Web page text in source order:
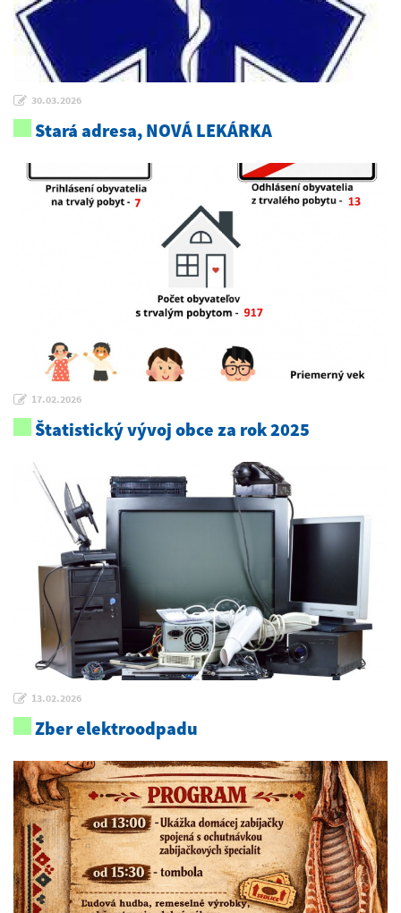
30.03.2026
Stará adresa, NOVÁ LEKÁRKA
17.02.2026
Štatistický vývoj obce za rok 2025
13.02.2026
Zber elektroodpadu